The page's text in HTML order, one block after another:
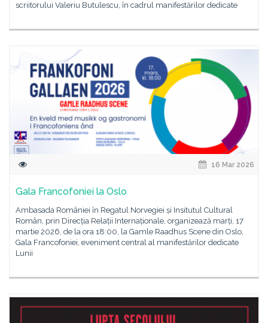
scriitorului Valeriu Butulescu, în cadrul manifestărilor dedicate
16 Mar 2026
Gala Francofoniei la Oslo
Ambasada României în Regatul Norvegiei și Insitutul Cultural
Român, prin Direcția Relații Internaționale, organizează marți, 17
martie 2026, de la ora 18:00, la Gamle Raadhus Scene din Oslo,
Gala Francofoniei, eveniment central al manifestărilor dedicate
Lunii